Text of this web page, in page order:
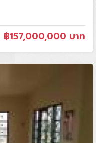
฿157,000,000 บาท